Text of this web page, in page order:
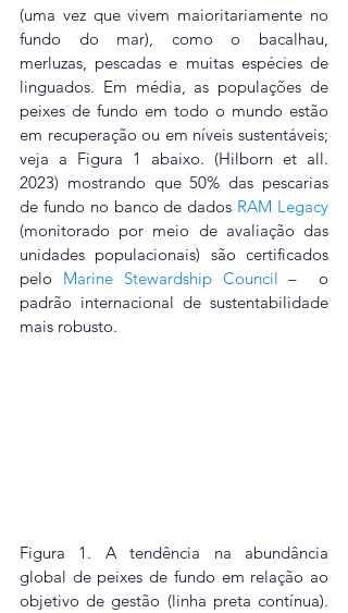
(uma vez que vivem maioritariamente no
fundo do mar), como o bacalhau,
merluzas, pescadas e muitas espécies de
linguados. Em média, as populações de
peixes de fundo em todo o mundo estão
em recuperação ou em níveis sustentáveis;
veja a Figura 1 abaixo. (Hilborn et all.
2023) mostrando que 50% das pescarias
de fundo no banco de dados RAM Legacy
(monitorado por meio de avaliação das
unidades populacionais) são certificados
pelo Marine Stewardship Council –  o
padrão internacional de sustentabilidade
mais robusto.
Figura 1. A tendência na abundância
global de peixes de fundo em relação ao
objetivo de gestão (linha preta contínua).